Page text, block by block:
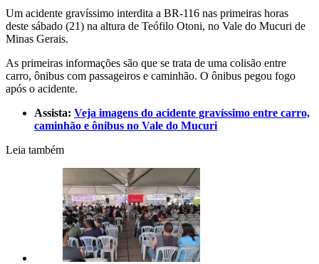
Um acidente gravíssimo interdita a BR-116 nas primeiras horas
deste sábado (21) na altura de Teófilo Otoni, no Vale do Mucuri de
Minas Gerais.
As primeiras informações são que se trata de uma colisão entre
carro, ônibus com passageiros e caminhão. O ônibus pegou fogo
após o acidente.
Assista: Veja imagens do acidente gravíssimo entre carro,
caminhão e ônibus no Vale do Mucuri
Leia também